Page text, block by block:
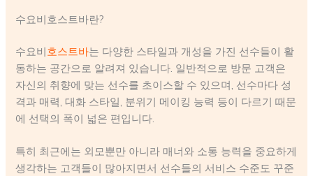
수요비호스트바란?
수요비호스트바는 다양한 스타일과 개성을 가진 선수들이 활
동하는 공간으로 알려져 있습니다. 일반적으로 방문 고객은
자신의 취향에 맞는 선수를 초이스할 수 있으며, 선수마다 성
격과 매력, 대화 스타일, 분위기 메이킹 능력 등이 다르기 때문
에 선택의 폭이 넓은 편입니다.
특히 최근에는 외모뿐만 아니라 매너와 소통 능력을 중요하게
생각하는 고객들이 많아지면서 선수들의 서비스 수준도 꾸준